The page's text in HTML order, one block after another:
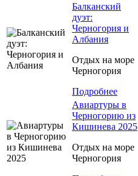
Балканский
дуэт:
Черногория и
Албания
Отдых на море
Черногория
Подробнее
Авиартуры в
Черногорию из
Кишинева 2025
Отдых на море
Черногория